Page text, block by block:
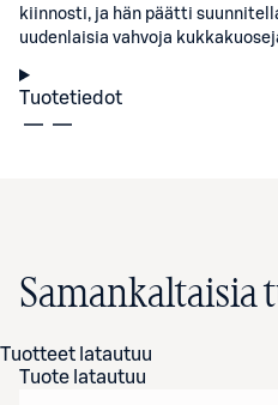
kiinnosti, ja hän päätti
uudenlaisia vahvoja
Tuotetiedot
Samankaltaisia
Tuotteet latautuu
Tuote latautuu